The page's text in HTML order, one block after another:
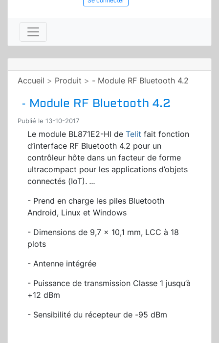
Accueil > Produit > - Module RF Bluetooth 4.2
- Module RF Bluetooth 4.2
Publié le 13-10-2017
Le module BL871E2-HI de Telit fait fonction
d’interface RF Bluetooth 4.2 pour un
contrôleur hôte dans un facteur de forme
ultracompact pour les applications d’objets
connectés (IoT). ...
- Prend en charge les piles Bluetooth
Android, Linux et Windows
- Dimensions de 9,7 x 10,1 mm, LCC à 18
plots
- Antenne intégrée
- Puissance de transmission Classe 1 jusqu’à
+12 dBm
- Sensibilité du récepteur de -95 dBm